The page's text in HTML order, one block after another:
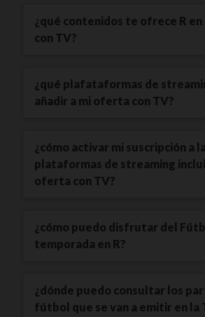
¿qué contenidos te ofrece R
con TV?
¿qué plafataformas de
añadir a mi oferta con TV?
¿cómo activar mi suscripción a
plataformas de streaming
oferta con TV?
¿cómo puedo disfrutar del
temporada en R?
¿dónde puedo consultar los
fútbol que se van a emitir en la